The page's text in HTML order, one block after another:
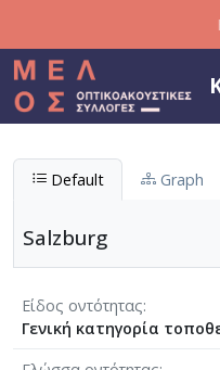
Default Graph
Salzburg
Είδος οντότητας
Γενική κατηγορία